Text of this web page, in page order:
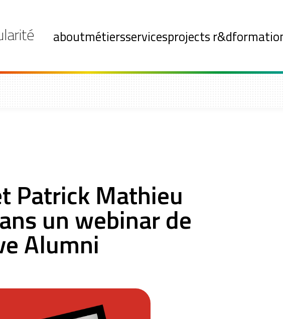
aboutmétiersservicesprojects r&d
Patrick Mathieu
un webinar de
Alumni